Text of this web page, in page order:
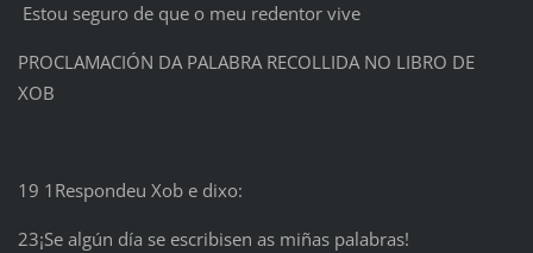
Estou seguro de que o meu redentor vive
PROCLAMACIÓN DA PALABRA RECOLLIDA NO LIBRO DE
XOB
19 1Respondeu Xob e dixo:
23¡Se algún día se escribisen as miñas palabras!